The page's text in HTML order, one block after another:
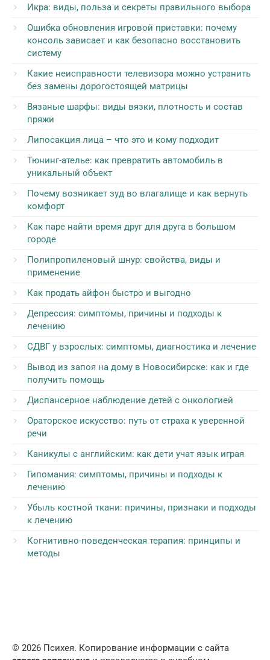
Икра: виды, польза и секреты правильного выбора
Ошибка обновления игровой приставки: почему
консоль зависает и как безопасно восстановить
систему
Какие неисправности телевизора можно устранить
без замены дорогостоящей матрицы
Вязаные шарфы: виды вязки, плотность и состав
пряжи
Липосакция лица – что это и кому подходит
Тюнинг-ателье: как превратить автомобиль в
уникальный объект
Почему возникает зуд во влагалище и как вернуть
комфорт
Как паре найти время друг для друга в большом
городе
Полипропиленовый шнур: свойства, виды и
применение
Как продать айфон быстро и выгодно
Депрессия: симптомы, причины и подходы к
лечению
СДВГ у взрослых: симптомы, диагностика и лечение
Вывод из запоя на дому в Новосибирске: как и где
получить помощь
Диспансерное наблюдение детей с онкологией
Ораторское искусство: путь от страха к уверенной
речи
Каникулы с английским: как дети учат язык играя
Гипомания: симптомы, причины и подходы к
лечению
Убыль костной ткани: причины, признаки и подходы
к лечению
Когнитивно-поведенческая терапия: принципы и
методы
© 2026 Психея. Копирование информации с сайта